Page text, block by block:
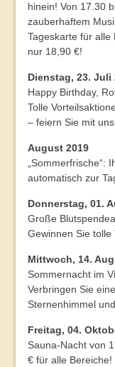
hinein! Von 17.30
zauberhaftem
Tageskarte für alle
nur 18,90 €!
Dienstag, 23. Juli
Happy Birthday,
Tolle
– feiern Sie mit
August 2019
„Sommerfrische“:
automatisch zur
Donnerstag, 01.
Große
Gewinnen Sie
Mittwoch, 14.
Sommernacht im
Verbringen Sie
Sternenhimmel
Freitag, 04.
Sauna-Nacht von
€ für alle Bereiche!